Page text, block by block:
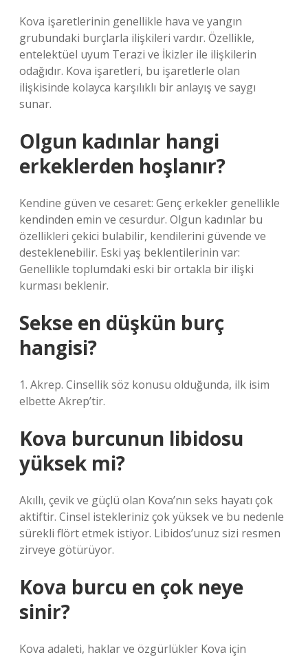
Kova işaretlerinin genellikle hava ve yangın
grubundaki burçlarla ilişkileri vardır. Özellikle,
entelektüel uyum Terazi ve İkizler ile ilişkilerin
odağıdır. Kova işaretleri, bu işaretlerle olan
ilişkisinde kolayca karşılıklı bir anlayış ve saygı
sunar.
Olgun kadınlar hangi
erkeklerden hoşlanır?
Kendine güven ve cesaret: Genç erkekler genellikle
kendinden emin ve cesurdur. Olgun kadınlar bu
özellikleri çekici bulabilir, kendilerini güvende ve
desteklenebilir. Eski yaş beklentilerinin var:
Genellikle toplumdaki eski bir ortakla bir ilişki
kurması beklenir.
Sekse en düşkün burç
hangisi?
1. Akrep. Cinsellik söz konusu olduğunda, ilk isim
elbette Akrep’tir.
Kova burcunun libidosu
yüksek mi?
Akıllı, çevik ve güçlü olan Kova’nın seks hayatı çok
aktiftir. Cinsel istekleriniz çok yüksek ve bu nedenle
sürekli flört etmek istiyor. Libidos’unuz sizi resmen
zirveye götürüyor.
Kova burcu en çok neye
sinir?
Kova adaleti, haklar ve özgürlükler Kova için